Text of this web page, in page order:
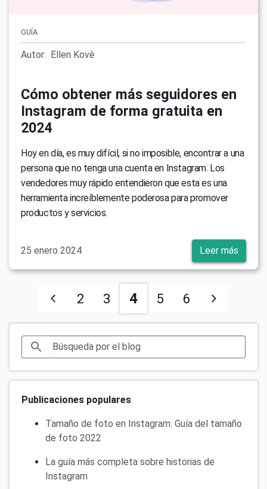
GUÍA
Autor: Ellen Kovè
Cómo obtener más seguidores en
Instagram de forma gratuita en
2024
Hoy en día, es muy difícil, si no imposible, encontrar a una
persona que no tenga una cuenta en Instagram. Los
vendedores muy rápido entendieron que esta es una
herramienta increíblemente poderosa para promover
productos y servicios.
25 enero 2024 Leer más
2 3 4 5 6
Publicaciones populares
Tamaño de foto en Instagram: Guía del tamaño
de foto 2022
La guía más completa sobre historias de
Instagram